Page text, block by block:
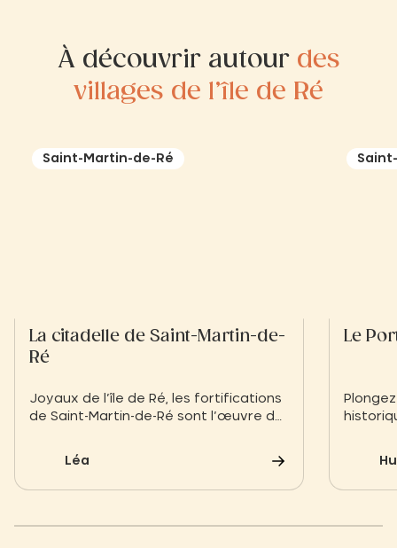
À découvrir autour des
villages de l’île de Ré
Saint-Martin-de-Ré
La citadelle de Saint-Martin-de-
Ré
Joyaux de l’île de Ré, les fortifications
de Saint-Martin-de-Ré sont l’œuvre de
10 années, de 1681 à 1691, elles portent
la signature du célèbre ingénieur royal
avec leur architecture typique en
Léa
Le
temps.